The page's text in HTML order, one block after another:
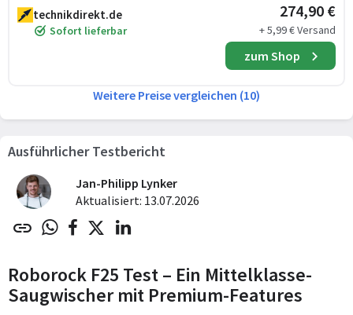
technikdirekt.de
Sofort lieferbar
274,90 €
+ 5,99 € Versand
zum Shop
Weitere Preise vergleichen (10)
Ausführlicher Testbericht
Jan-Philipp Lynker
Aktualisiert: 13.07.2026
Roborock F25 Test – Ein Mittelklasse-
Saugwischer mit Premium-Features